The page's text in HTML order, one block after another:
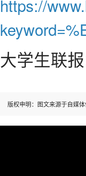
https://
大学生联报
版权申明：图文来源于自媒